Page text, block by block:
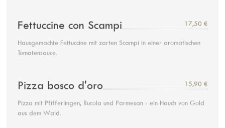
Fettuccine con Scampi 17,50 €
Hausgemachte Fettuccine mit zarten Scampi in einer aromatischen
Tomatensauce.
Pizza bosco d'oro 15,90 €
Pizza mit Pfifferlingen, Rucola und Parmesan - ein Hauch von Gold
aus dem Wald.